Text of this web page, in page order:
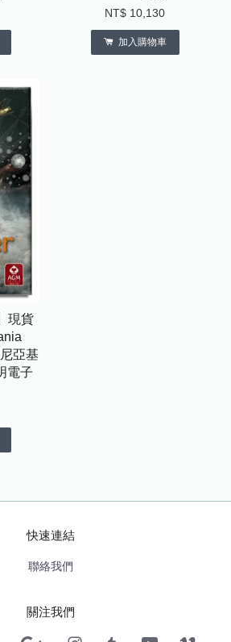
NT$ 10,130
加入購物車
現貨
亞基
電子
快速連結
聯絡我們
關注我們